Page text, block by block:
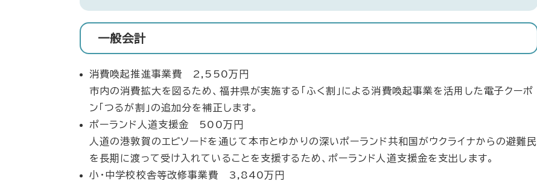
一般会計
消費喚起推進事業費 2,550万円
市内の消費拡大を図るため、福井県が実施する「ふく割」による消費喚起事業を活用した電子クーポ
ン「つるが割」の追加分を補正します。
ポーランド人道支援金 500万円
人道の港敦賀のエピソードを通じて本市とゆかりの深いポーランド共和国がウクライナからの避難民
を長期に渡って受け入れていることを支援するため、ポーランド人道支援金を支出します。
小・中学校校舎等改修事業費 3,840万円